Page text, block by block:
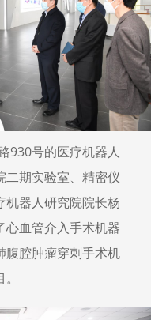
930号的医疗机器人
二期实验室、精密仪
机器人研究院院长杨
心血管介入手术机器
腹腔肿瘤穿刺手术机